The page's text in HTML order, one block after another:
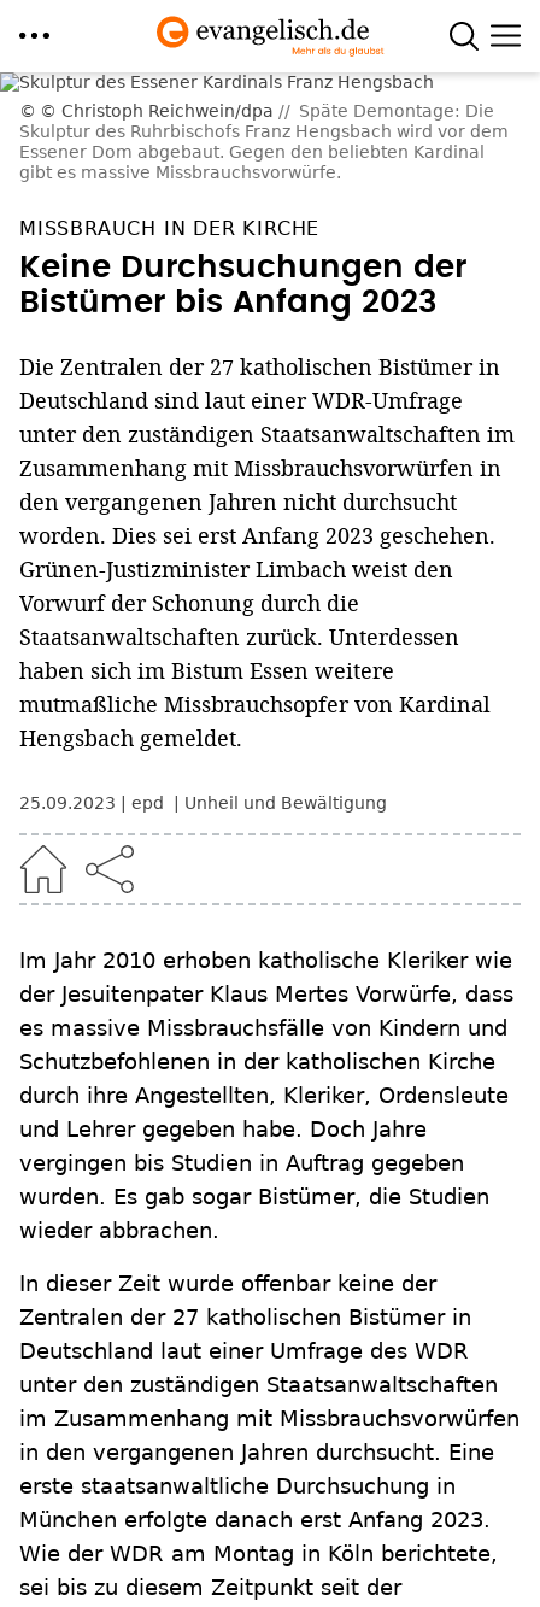
Direkt
zum
Inhalt
© Christoph Reichwein/dpa
Späte Demontage: Die
Skulptur des Ruhrbischofs Franz Hengsbach wird vor dem
Essener Dom abgebaut. Gegen den beliebten Kardinal
gibt es massive Missbrauchsvorwürfe.
MISSBRAUCH IN DER KIRCHE
Keine Durchsuchungen der
Bistümer bis Anfang 2023
Die Zentralen der 27 katholischen Bistümer in
Deutschland sind laut einer WDR-Umfrage
unter den zuständigen Staatsanwaltschaften im
Zusammenhang mit Missbrauchsvorwürfen in
den vergangenen Jahren nicht durchsucht
worden. Dies sei erst Anfang 2023 geschehen.
Grünen-Justizminister Limbach weist den
Vorwurf der Schonung durch die
Staatsanwaltschaften zurück. Unterdessen
haben sich im Bistum Essen weitere
mutmaßliche Missbrauchsopfer von Kardinal
Hengsbach gemeldet.
25.09.2023 epd Unheil und Bewältigung
Im Jahr 2010 erhoben katholische Kleriker wie
der Jesuitenpater Klaus Mertes Vorwürfe, dass
es massive Missbrauchsfälle von Kindern und
Schutzbefohlenen in der katholischen Kirche
durch ihre Angestellten, Kleriker, Ordensleute
und Lehrer gegeben habe. Doch Jahre
vergingen bis Studien in Auftrag gegeben
wurden. Es gab sogar Bistümer, die Studien
wieder abbrachen.
In dieser Zeit wurde offenbar keine der
Zentralen der 27 katholischen Bistümer in
Deutschland laut einer Umfrage des WDR
unter den zuständigen Staatsanwaltschaften
im Zusammenhang mit Missbrauchsvorwürfen
in den vergangenen Jahren durchsucht. Eine
erste staatsanwaltliche Durchsuchung in
München erfolgte danach erst Anfang 2023.
Wie der WDR am Montag in Köln berichtete,
sei bis zu diesem Zeitpunkt seit der